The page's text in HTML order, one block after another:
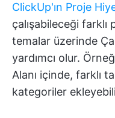
ClickUp'ın Proje
çalışabileceği
temalar üzerinde
yardımcı olur.
Alanı içinde, farklı
kategoriler